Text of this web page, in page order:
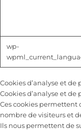
wp-
Cookies d’analyse et de
Cookies d’analyse et de
Ces cookies
nombre de visiteurs et
Ils nous permettent de